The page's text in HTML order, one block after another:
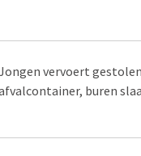
vervoert
buren